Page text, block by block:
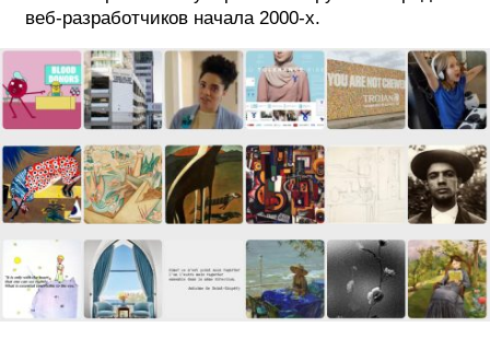
веб-разработчиков начала 2000-х.